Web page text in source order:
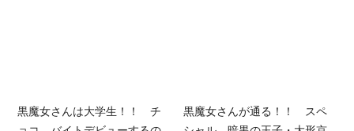
黒魔女さんは大学生！！ チ
黒魔女さんが通る！！ スペ